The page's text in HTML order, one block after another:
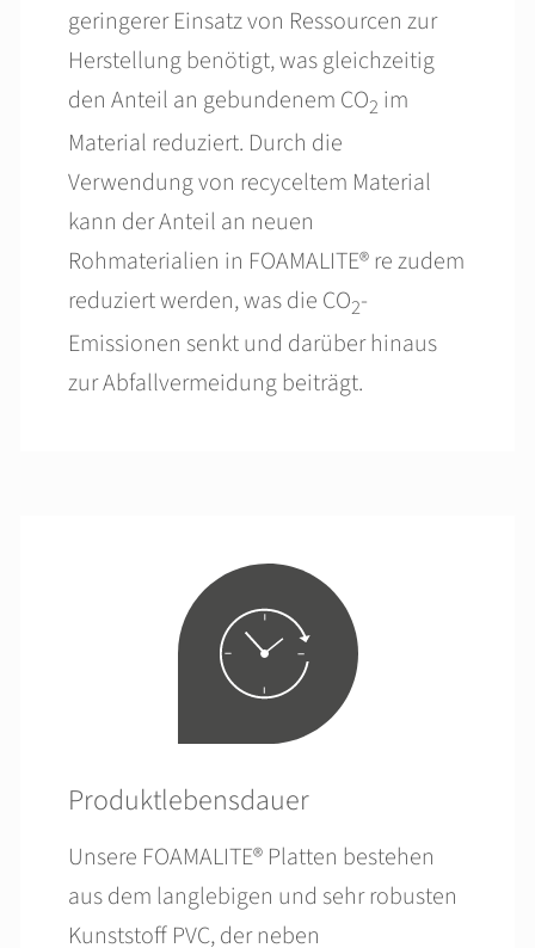
geringerer Einsatz von Ressourcen zur
Herstellung benötigt, was gleichzeitig
den Anteil an gebundenem CO2 im
Material reduziert. Durch die
Verwendung von recyceltem Material
kann der Anteil an neuen
Rohmaterialien in FOAMALITE® re zudem
reduziert werden, was die CO2-
Emissionen senkt und darüber hinaus
zur Abfallvermeidung beiträgt.
Produktlebensdauer
Unsere FOAMALITE® Platten bestehen
aus dem langlebigen und sehr robusten
Kunststoff PVC, der neben